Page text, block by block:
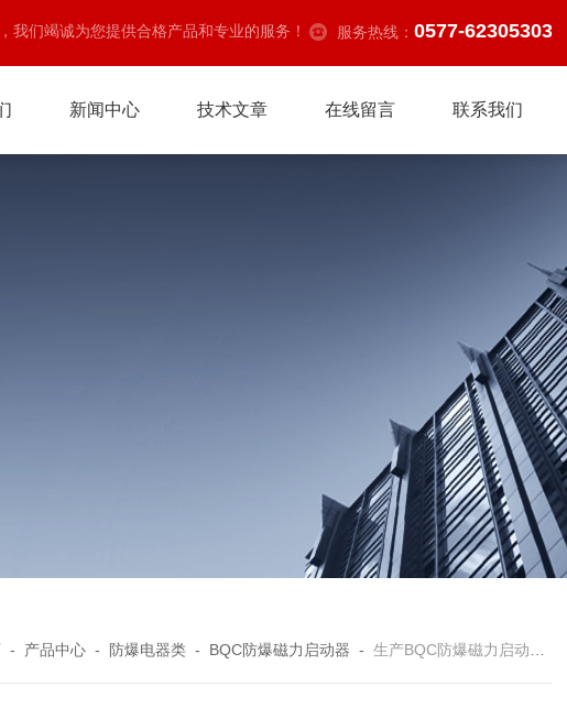
我们竭诚为您提供合格产品和专业的服务！ 服务热线： 0577-62305303
新闻中心 技术文章 在线留言 联系我们
- 产品中心 - 防爆电器类 - BQC防爆磁力启动器 -生产BQC防爆磁力启动器控制0.55KW电机启动箱